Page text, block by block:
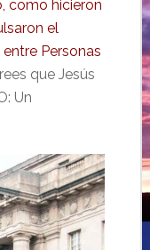
como hicieron
el
Personas
que Jesús
Un